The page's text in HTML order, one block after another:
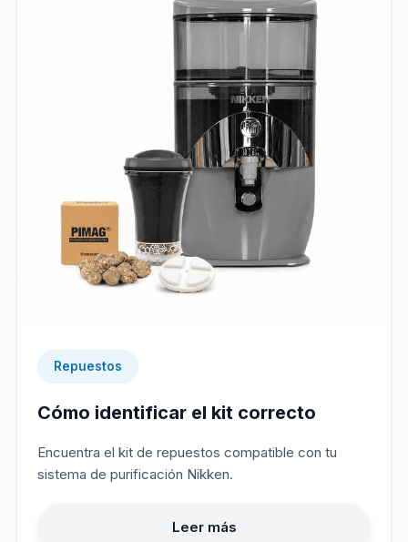
Repuestos
Cómo identificar el kit correcto
Encuentra el kit de repuestos compatible con tu
sistema de purificación Nikken.
Leer más